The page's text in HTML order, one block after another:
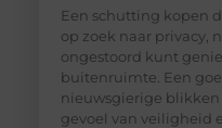
Een schutting kopen
op zoek naar privacy,
ongestoord kunt
buitenruimte. Een
nieuwsgierige
gevoel van veiligheid